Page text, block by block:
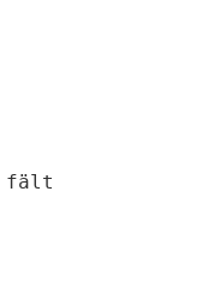
fält